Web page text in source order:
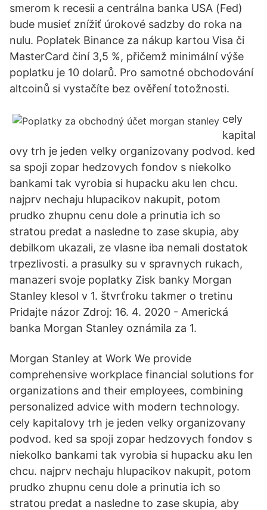
smerom k recesii a centrálna banka USA (Fed)
bude musieť znížiť úrokové sadzby do roka na
nulu. Poplatek Binance za nákup kartou Visa či
MasterCard činí 3,5 %, přičemž minimální výše
poplatku je 10 dolarů. Pro samotné obchodování
altcoinů si vystačíte bez ověření totožnosti.
cely
kapital
ovy trh je jeden velky organizovany podvod. ked
sa spoji zopar hedzovych fondov s niekolko
bankami tak vyrobia si hupacku aku len chcu.
najprv nechaju hlupacikov nakupit, potom
prudko zhupnu cenu dole a prinutia ich so
stratou predat a nasledne to zase skupia, aby
debilkom ukazali, ze vlasne iba nemali dostatok
trpezlivosti. a prasulky su v spravnych rukach,
manazeri svoje poplatky Zisk banky Morgan
Stanley klesol v 1. štvrťroku takmer o tretinu
Pridajte názor Zdroj: 16. 4. 2020 - Americká
banka Morgan Stanley oznámila za 1.
Morgan Stanley at Work We provide
comprehensive workplace financial solutions for
organizations and their employees, combining
personalized advice with modern technology.
cely kapitalovy trh je jeden velky organizovany
podvod. ked sa spoji zopar hedzovych fondov s
niekolko bankami tak vyrobia si hupacku aku len
chcu. najprv nechaju hlupacikov nakupit, potom
prudko zhupnu cenu dole a prinutia ich so
stratou predat a nasledne to zase skupia, aby